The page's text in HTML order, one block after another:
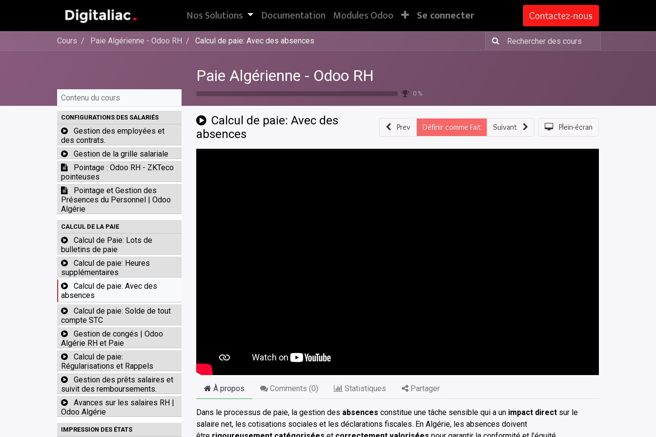
Nos Solutions Documentation Modules Odoo Se connecter Contactez-nous
Cours Paie Algérienne - Odoo RH Calcul de paie: Avec des absences
Paie Algérienne - Odoo RH
0 %
Contenu du cours
CONFIGURATIONS DES SALARIÉS
Gestion des employées et
des contrats.
Gestion de la grille salariale
Pointage : Odoo RH - ZKTeco
pointeuses
Pointage et Gestion des
Présences du Personnel | Odoo
Algérie
CALCUL DE LA PAIE
Calcul de Paie: Lots de
bulletins de paie
Calcul de paie: Heures
supplémentaires
Calcul de paie: Avec des
absences
Calcul de paie: Solde de tout
compte STC
Gestion de congés | Odoo
Algérie RH et Paie
Calcul de paie:
Régularisations et Rappels
Gestion des prêts salaires et
suivit des remboursements.
Avances sur les salaires RH |
Odoo Algérie
IMPRESSION DES ÉTATS
Calcul de paie: Avec des
absences
Prev Définir comme Fait Suivant Plein-écran
À propos Comments (0) Statistiques Partager
Dans le processus de paie, la gestion des absences constitue une tâche sensible qui a un impact direct sur le
salaire net, les cotisations sociales et les déclarations fiscales. En Algérie, les absences doivent